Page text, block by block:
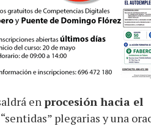
en procesión hacia el
plegarias y una